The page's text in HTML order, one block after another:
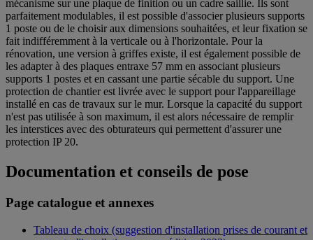
mécanisme sur une plaque de finition ou un cadre saillie. Ils sont
parfaitement modulables, il est possible d'associer plusieurs supports
1 poste ou de le choisir aux dimensions souhaitées, et leur fixation se
fait indifféremment à la verticale ou à l'horizontale. Pour la
rénovation, une version à griffes existe, il est également possible de
les adapter à des plaques entraxe 57 mm en associant plusieurs
supports 1 postes et en cassant une partie sécable du support. Une
protection de chantier est livrée avec le support pour l'appareillage
installé en cas de travaux sur le mur. Lorsque la capacité du support
n'est pas utilisée à son maximum, il est alors nécessaire de remplir
les interstices avec des obturateurs qui permettent d'assurer une
protection IP 20.
Documentation et conseils de pose
Page catalogue et annexes
Tableau de choix (suggestion d'installation prises de courant et